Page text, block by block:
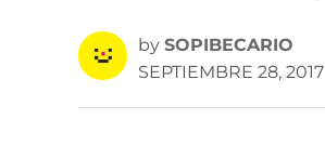
by SOPIBECARIO
SEPTIEMBRE 28, 2017